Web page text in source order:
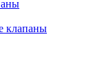
клапаны